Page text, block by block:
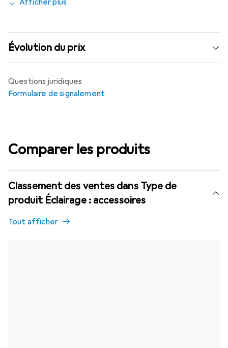
Afficher plus
Évolution du prix
Questions juridiques
Formulaire de signalement
Comparer les produits
Classement des ventes dans Type de
produit Éclairage : accessoires
Tout afficher